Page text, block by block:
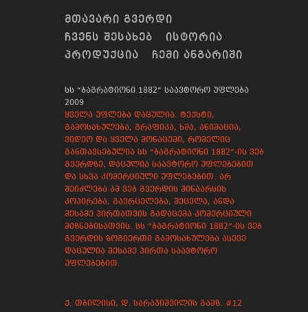
ᲛᲗᲐᲕᲐᲠᲘ ᲒᲕᲔᲠᲓᲘ
ᲩᲕᲔᲜᲡ ᲨᲔᲡᲐᲮᲔᲑ
ᲘᲡᲢᲝᲠᲘᲐ
ᲞᲠᲝᲓᲣᲥᲪᲘᲐ
ᲩᲔᲛᲘ ᲐᲜᲒᲐᲠᲘᲨᲘ
სს “ბაგრატიონი 1882” საავტორო უფლება
2009
ყველა უფლება დაცულია. ტექსტი,
გამოსახულება, გრაფიკა, ხმა, ანიმაცია,
ვიდეო და ყველა მონაცემი, რომელიც
განთავსებულია სს “ბაგრატიონი 1882”-ის ვებ
გვერდზე, დაცულია საავტორო უფლებებით
და სხვა კომერციული უფლებებით. არ
შეიძლება ამ ვებ გვერდის შინაარსის
კოპირება, გავრცელება, შეცვლა, ანდა
მესამე პირთათვის გადაცემა კომერციული
მიზნებისათვის. სს “ბაგრატიონი 1882”-ის ვებ
გვერდის ზოგიერთი გამოსახულება ასევე
დაცულია მესამე პირთა საავტორო
უფლებებით.
ქ. თბილისი, დ. სარაჯიშვილის გამზ. #12